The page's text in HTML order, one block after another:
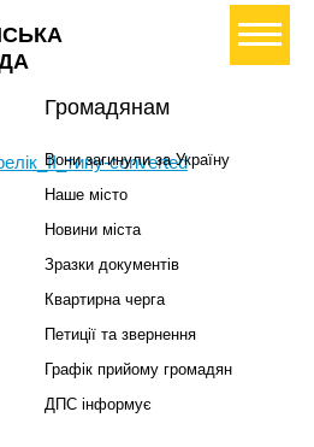
петицію
converted
Громадянам
Вони загинули за Україну
Наше місто
Новини міста
Зразки документів
Квартирна черга
Петиції та звернення
Графік прийому громадян
ДПС інформує